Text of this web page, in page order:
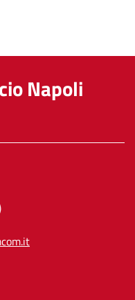
Napoli